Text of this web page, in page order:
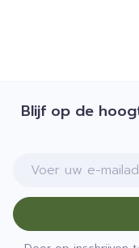
Blijf op de
E-mail adres